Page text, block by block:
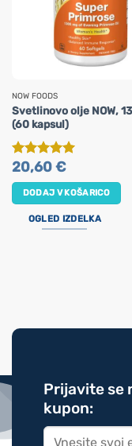
NOW FOODS
Svetlinovo olje NOW,
(60 kapsul)
Ocenjeno5
20,60€
DODAJ V KOŠARICO
OGLED IZDELKA
Prijavite se
kupon: